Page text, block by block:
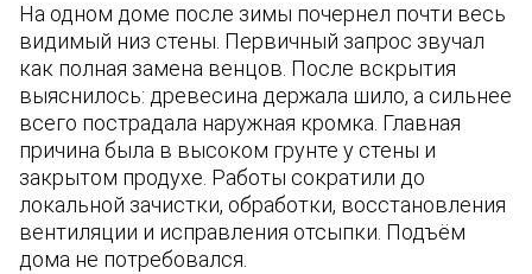
На одном доме после зимы почернел почти весь
видимый низ стены. Первичный запрос звучал
как полная замена венцов. После вскрытия
выяснилось: древесина держала шило, а сильнее
всего пострадала наружная кромка. Главная
причина была в высоком грунте у стены и
закрытом продухе. Работы сократили до
локальной зачистки, обработки, восстановления
вентиляции и исправления отсыпки. Подъём
дома не потребовался.